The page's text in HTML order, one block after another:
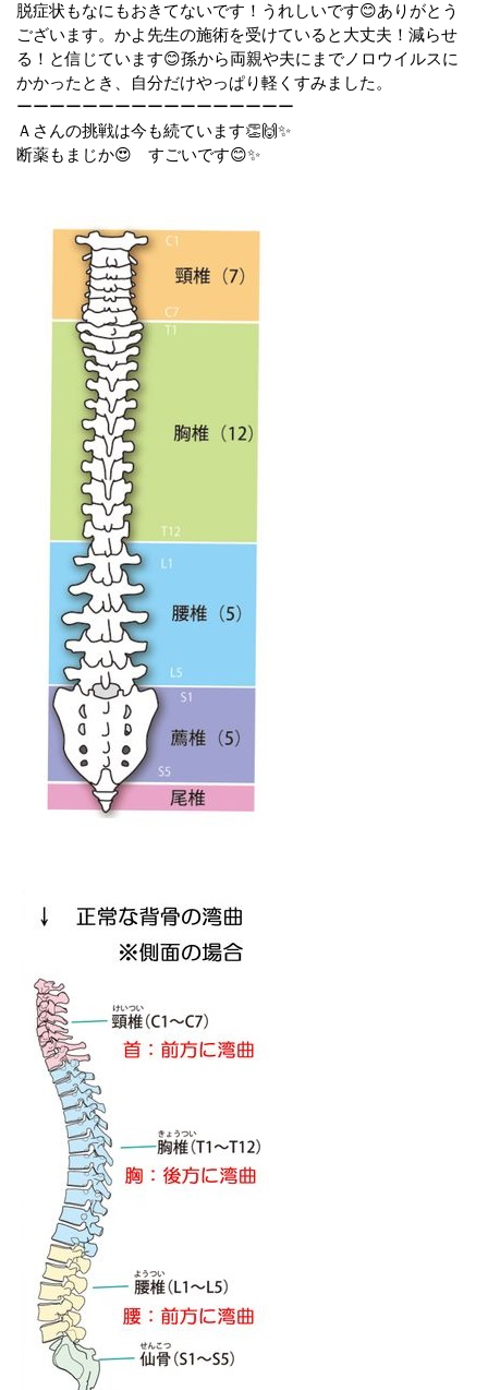
脱症状もなにもおきてないです！うれしいです😊ありがとう
ございます。かよ先生の施術を受けていると大丈夫！減らせ
る！と信じています😊孫から両親や夫にまでノロウイルスに
かかったとき、自分だけやっぱり軽くすみました。
ーーーーーーーーーーーーーーーーー
Ａさんの挑戦は今も続ています👏🙌✨
断薬もまじか😍 すごいです😊✨